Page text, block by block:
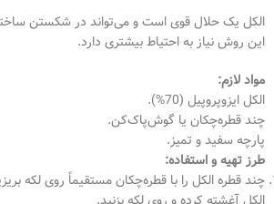
الکل یک حلال قوی است و می‌تواند در شکستن
این روش نیاز به احتیاط بیشتری دارد.
مواد لازم:
الکل ایزوپروپیل (70%).
چند قطره‌چکان یا گوش‌پاک‌کن.
پارچه سفید و تمیز.
طرز تهیه و استفاده:
چند قطره الکل را با قطره‌چکان مستقیماً روی لکه